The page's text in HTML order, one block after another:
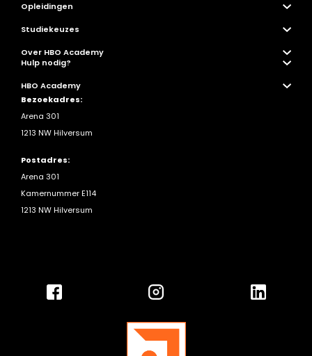
Opleidingen
Studiekeuzes
Over HBO Academy
Hulp nodig?
HBO Academy
Bezoekadres:
Arena 301
1213 NW Hilversum
Postadres:
Arena 301
Kamernummer E114
1213 NW Hilversum